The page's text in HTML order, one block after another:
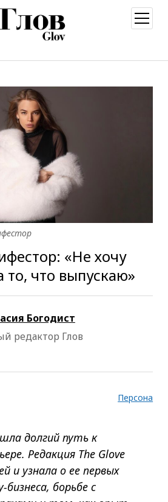
меню
«Не хочу
то, что выпускаю»
Богодист
редактор Глов
Персона
долгий путь к
Редакция The Glove
и узнала о ее первых
борьбе с